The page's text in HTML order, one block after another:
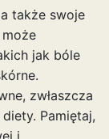
także swoje
jak bóle
zwłaszcza
Pamiętaj,
i